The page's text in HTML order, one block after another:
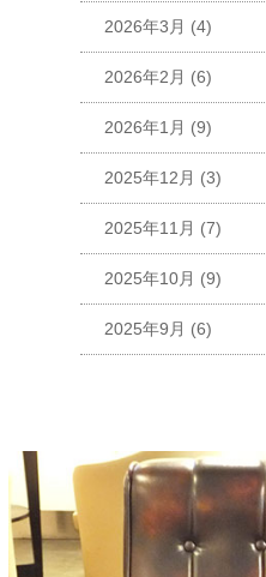
2026年3月 (4)
2026年2月 (6)
2026年1月 (9)
2025年12月 (3)
2025年11月 (7)
2025年10月 (9)
2025年9月 (6)